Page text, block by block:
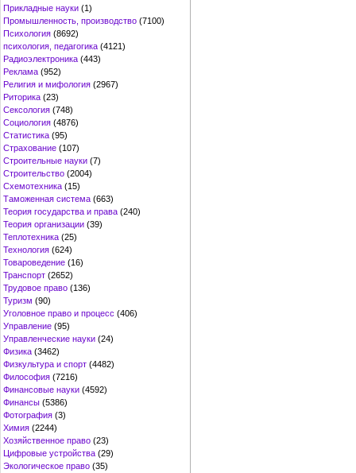
Прикладные науки (1)
Промышленность, производство (7100)
Психология (8692)
психология, педагогика (4121)
Радиоэлектроника (443)
Реклама (952)
Религия и мифология (2967)
Риторика (23)
Сексология (748)
Социология (4876)
Статистика (95)
Страхование (107)
Строительные науки (7)
Строительство (2004)
Схемотехника (15)
Таможенная система (663)
Теория государства и права (240)
Теория организации (39)
Теплотехника (25)
Технология (624)
Товароведение (16)
Транспорт (2652)
Трудовое право (136)
Туризм (90)
Уголовное право и процесс (406)
Управление (95)
Управленческие науки (24)
Физика (3462)
Физкультура и спорт (4482)
Философия (7216)
Финансовые науки (4592)
Финансы (5386)
Фотография (3)
Химия (2244)
Хозяйственное право (23)
Цифровые устройства (29)
Экологическое право (35)